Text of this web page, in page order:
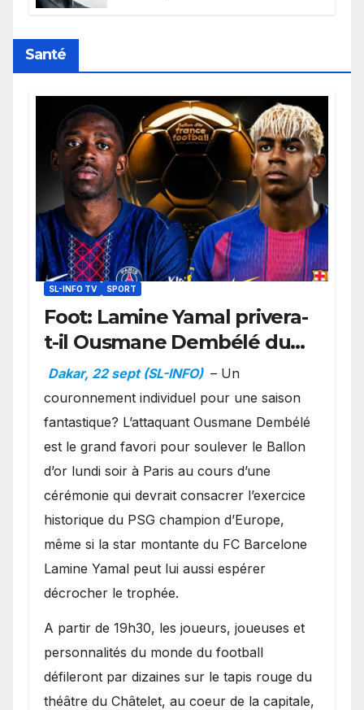
Santé
SL-INFO TV SPORT
Foot: Lamine Yamal privera-
t-il Ousmane Dembélé du
Ballon d’or ?
Dakar, 22 sept (SL-INFO) – Un
couronnement individuel pour une saison
fantastique? L’attaquant Ousmane Dembélé
est le grand favori pour soulever le Ballon
d’or lundi soir à Paris au cours d’une
cérémonie qui devrait consacrer l’exercice
historique du PSG champion d’Europe,
même si la star montante du FC Barcelone
Lamine Yamal peut lui aussi espérer
décrocher le trophée.
A partir de 19h30, les joueurs, joueuses et
personnalités du monde du football
défileront par dizaines sur le tapis rouge du
théâtre du Châtelet, au coeur de la capitale,